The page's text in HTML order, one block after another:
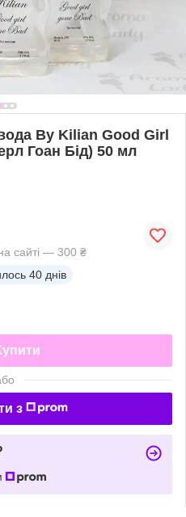
By Kilian Good Girl
Гоан Бід) 50 мл
сайті — 300 ₴
40 днів
з